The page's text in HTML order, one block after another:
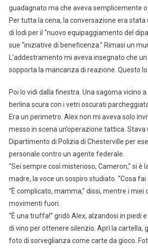
guadagnato ma che aveva semplicemente
Per tutta la cena, la conversazione era
di lodi per il “nuovo equipaggiamento del
sue “iniziative di beneficenza.” Rimasi un
L’addestramento mi aveva insegnato che
sopporta la mancanza di reazione. Questo
Poi lo vidi dalla finestra. Una sagoma vicino
berlina scura con i vetri oscurati
Era un perimetro. Alex non mi aveva solo
messo in scena un’operazione tattica. Stava
Dipartimento di Polizia di Chesterville per
personale contro un agente federale.
“Sei sempre così misterioso, Cameron,” si è
madre, la voce un sospiro studiato. “Cosa
“È complicato, mamma,” dissi, mentre i miei
movimenti fuori.
“È una truffa!” gridò Alex, alzandosi in piedi
di vino per ottenere silenzio. Aprì la cartella,
foto di sorveglianza come carte da gioco.